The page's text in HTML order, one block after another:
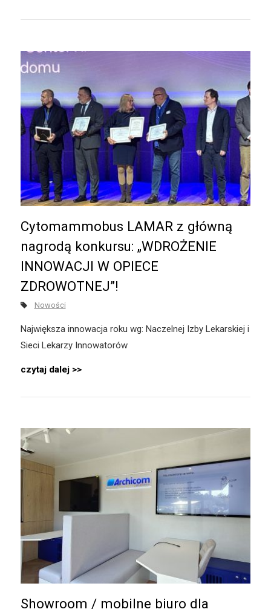
Cytomammobus LAMAR z główną
nagrodą konkursu: „WDROŻENIE
INNOWACJI W OPIECE
ZDROWOTNEJ”!
Nowości
Największa innowacja roku wg: Naczelnej Izby Lekarskiej i
Sieci Lekarzy Innowatorów
czytaj dalej
Showroom / mobilne biuro dla